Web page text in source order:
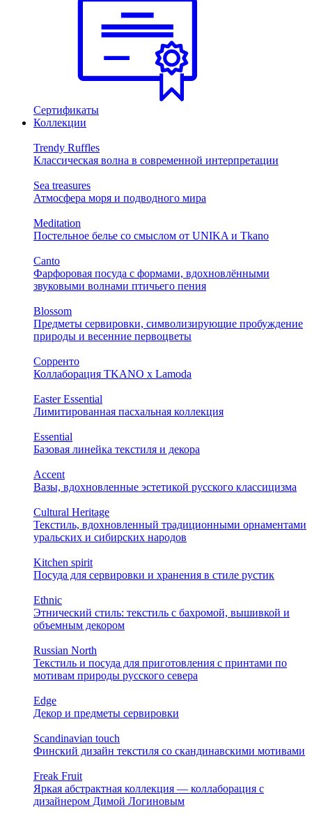
Сертификаты
Коллекции
Trendy Ruffles
Классическая волна в современной интерпретации
Sea treasures
Атмосфера моря и подводного мира
Meditation
Постельное белье со смыслом от UNIKA и Tkano
Canto
Фарфоровая посуда с формами, вдохновлёнными
звуковыми волнами птичьего пения
Blossom
Предметы сервировки, символизирующие пробуждение
природы и весенние первоцветы
Сорренто
Коллаборация TKANO х Lamoda
Easter Essential
Лимитированная пасхальная коллекция
Essential
Базовая линейка текстиля и декора
Accent
Вазы, вдохновленные эстетикой русского классицизма
Cultural Heritage
Текстиль, вдохновленный традиционными орнаментами
уральских и сибирских народов
Kitchen spirit
Посуда для сервировки и хранения в стиле рустик
Ethnic
Этнический стиль: текстиль с бахромой, вышивкой и
объемным декором
Russian North
Текстиль и посуда для приготовления с принтами по
мотивам природы русского севера
Edge
Декор и предметы сервировки
Scandinavian touch
Финский дизайн текстиля со скандинавскими мотивами
Freak Fruit
Яркая абстрактная коллекция — коллаборация с
дизайнером Димой Логиновым